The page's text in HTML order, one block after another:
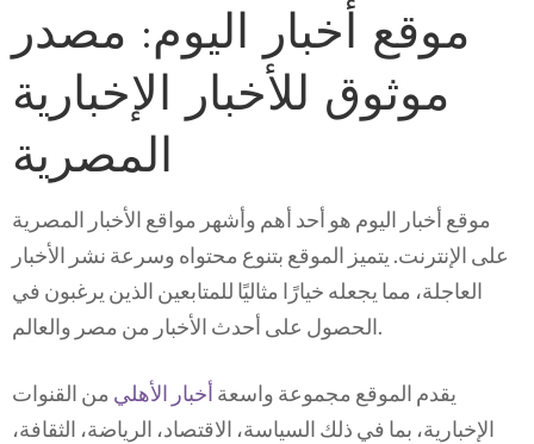
موقع أخبار اليوم: مصدر
موثوق للأخبار الإخبارية
المصرية
موقع أخبار اليوم هو أحد أهم وأشهر مواقع الأخبار المصرية
على الإنترنت. يتميز الموقع بتنوع محتواه وسرعة نشر الأخبار
العاجلة، مما يجعله خيارًا مثاليًا للمتابعين الذين يرغبون في
الحصول على أحدث الأخبار من مصر والعالم.
يقدم الموقع مجموعة واسعة أخبار الأهلي من القنوات
الإخبارية، بما في ذلك السياسة، الاقتصاد، الرياضة، الثقافة،